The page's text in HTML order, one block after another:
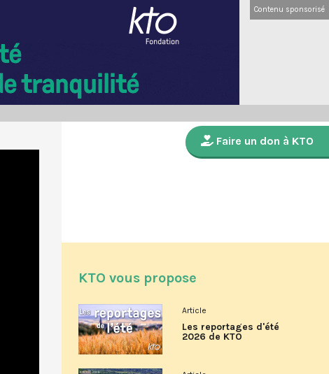
Contenu sponsorisé
Faire un don à KTO
KTO vous propose
Article
Les reportages d'été
2026 de KTO